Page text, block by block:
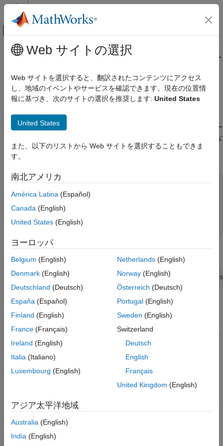
コンテンツへスキップ
オフキャンバス ナビゲーション メ
ドキュメンテーションのホーム
コード検証
Polyspace Code Prover
ィング
実行中の Polyspace 解析のトラブルシューテ
コンパイル エラーのトラブルシューティング
クラス内での初期化のエラーに関する
Polyspace コンパイル エラーの修正 (C++)
メインコンテンツ
クラス内での初期化のエラーに関す
るPolyspace
コンパイル エラーの
修正 (C++)
クラスのデータ メンバーがクラス定義内で
いる場合、それはクラスの
になります。静的デー
タ メンバーは、そのクラスのインスタンスが何も作成されていな
いときでも存在するため、クラスの外で初期化されなければなり
ません。
class Test
{
};
修正されたコード:
Test.h ファイル内 Test.cpp ファイル内
class Test
{
static int m_number;
Web サイトの選択
Web サイトを選択すると、翻訳されたコンテンツにアクセス
し、地域のイベントやサービスを確認できます。現在の位置情
報に基づき、次のサイトの選択を推奨します: United States
United States
また、以下のリストから Web サイトを選択することもできま
す。
南北アメリカ
América Latina (Español)
Canada (English)
United States (English)
ヨーロッパ
Belgium (English)
Denmark (English)
Deutschland (Deutsch)
España (Español)
Finland (English)
France (Français)
Ireland (English)
Italia (Italiano)
Luxembourg (English)
Netherlands(English)
Norway(English)
Österreich (Deutsch)
Portugal(English)
Sweden (English)
Switzerland
Deutsch
English
Français
United Kingdom (English)
アジア太平洋地域
Australia (English)
India (English)